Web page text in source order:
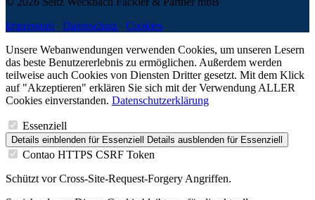
Impressum
Datenschutz
Cookies
Unsere Webanwendungen verwenden Cookies, um unseren Lesern
das beste Benutzererlebnis zu ermöglichen. Außerdem werden
teilweise auch Cookies von Diensten Dritter gesetzt. Mit dem Klick
auf "Akzeptieren" erklären Sie sich mit der Verwendung ALLER
Cookies einverstanden. Datenschutzerklärung
Essenziell
Details einblenden für Essenziell Details ausblenden für Essenziell
Contao HTTPS CSRF Token
Schützt vor Cross-Site-Request-Forgery Angriffen.